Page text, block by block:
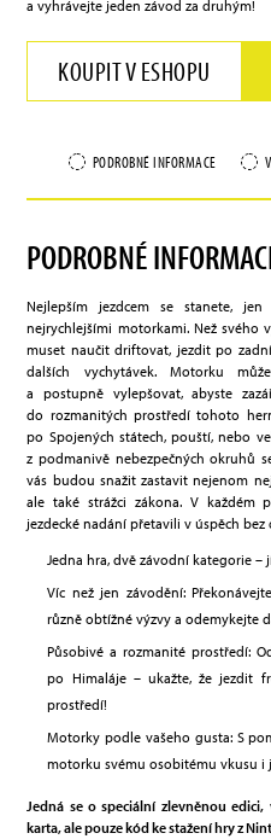
a vyhrávejte jeden závod za druhým!
KOUPIT V ESHOPU
PODROBNÉ INFORMACE
PODROBNÉ
Nejlepším jezdcem se stanete,
nejrychlejšími motorkami. Než svého
muset naučit driftovat, jezdit po
dalších vychytávek. Motorku
a postupně vylepšovat, abyste
do rozmanitých prostředí tohoto
po Spojených státech, pouští, nebo
z podmanivě nebezpečných okruhů
vás budou snažit zastavit nejenom
ale také strážci zákona. V každém
jezdecké nadání přetavili v úspěch
Jedna hra, dvě závodní kategorie –
Víc než jen závodění:
různě obtížné výzvy a odemykejte
Působivé a rozmanité prostředí:
po Himaláje – ukažte, že jezdit
prostředí!
Motorky podle vašeho gusta: S
motorku svému osobitému vkusu i
Jedná se o speciální zlevněnou
karta, ale pouze kód ke stažení hry z